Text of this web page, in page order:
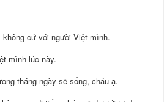
cứ với người Việt mình.
mình lúc này.
tháng ngày sẽ sống, cháu ạ.